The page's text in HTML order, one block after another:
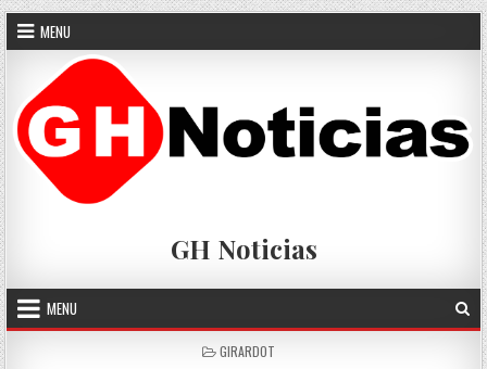
Skip
to
content
MENU
GH Noticias
MENU
POSTED
GIRARDOT